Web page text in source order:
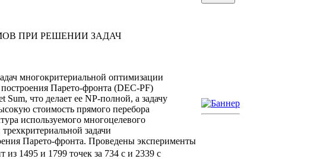
ПРИ РЕШЕНИИ ЗАДАЧ
многокритериальной оптимизации
Парето-фронта (DEC-PF)
что делает ее NP-полной, а задачу
стоимость прямого перебора
используемого многоцелевого
задачи
Парето-фронта. Проведены эксперименты
1495 и 1799 точек за 734 с и 2339 с